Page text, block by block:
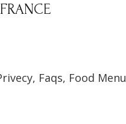
FRANCE
Faqs, Food Menu